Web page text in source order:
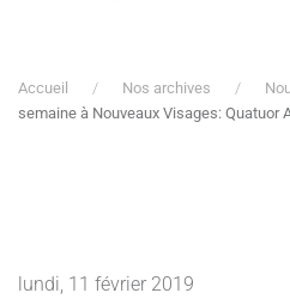
Accueil Nos archives
semaine à Nouveaux Visages: Quatuor
lundi, 11 février 2019